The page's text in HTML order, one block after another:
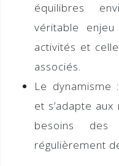
équilibres
véritable
activités et
associés.
Le dynamisme :
et s’adapte
besoins des
régulièrement